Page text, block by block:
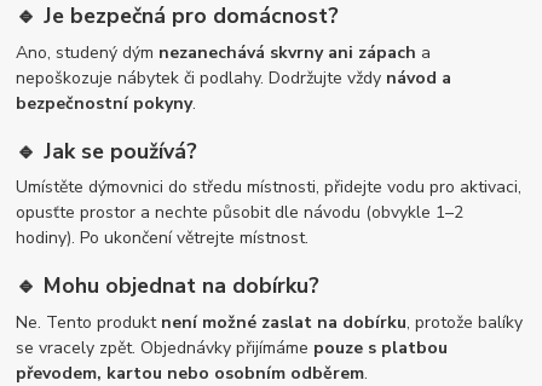
🔹 Je bezpečná pro domácnost?
Ano, studený dým nezanechává skvrny ani zápach a
nepoškozuje nábytek či podlahy. Dodržujte vždy návod a
bezpečnostní pokyny.
🔹 Jak se používá?
Umístěte dýmovnici do středu místnosti, přidejte vodu pro aktivaci,
opusťte prostor a nechte působit dle návodu (obvykle 1–2
hodiny). Po ukončení větrejte místnost.
🔹 Mohu objednat na dobírku?
Ne. Tento produkt není možné zaslat na dobírku, protože balíky
se vracely zpět. Objednávky přijímáme pouze s platbou
převodem, kartou nebo osobním odběrem.